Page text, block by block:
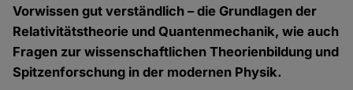
Vorwissen gut verständlich – die Grundlagen der
Relativitätstheorie und Quantenmechanik, wie auch
Fragen zur wissenschaftlichen Theorienbildung und
Spitzenforschung in der modernen Physik.